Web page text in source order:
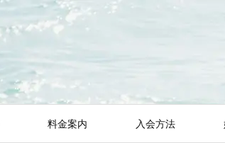
料金案内 入会方法